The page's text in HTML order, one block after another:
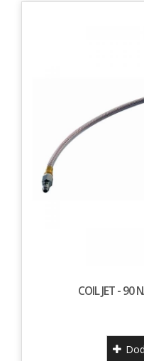
COIL JET - 90